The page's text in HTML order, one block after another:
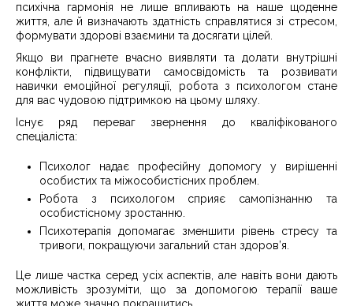
психічна гармонія не лише впливають на наше щоденне
життя, але й визначають здатність справлятися зі стресом,
формувати здорові взаємини та досягати цілей.
Якщо ви прагнете вчасно виявляти та долати внутрішні
конфлікти, підвищувати самосвідомість та розвивати
навички емоційної регуляції, робота з психологом стане
для вас чудовою підтримкою на цьому шляху.
Існує ряд переваг звернення до кваліфікованого
спеціаліста:
Психолог надає професійну допомогу у вирішенні
особистих та міжособистісних проблем.
Робота з психологом сприяє самопізнанню та
особистісному зростанню.
Психотерапія допомагає зменшити рівень стресу та
тривоги, покращуючи загальний стан здоров’я.
Це лише частка серед усіх аспектів, але навіть вони дають
можливість зрозуміти, що за допомогою терапії ваше